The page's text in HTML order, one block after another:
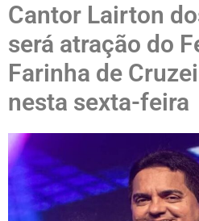
Cantor Lairton
será atração do
Farinha de
nesta sexta-feira